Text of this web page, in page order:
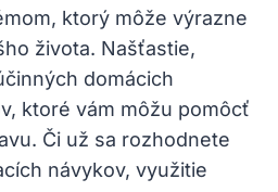
ktorý môže výrazne
života. Našťastie,
domácich
ktoré vám môžu pomôcť
Či už sa rozhodnete
návykov, využitie